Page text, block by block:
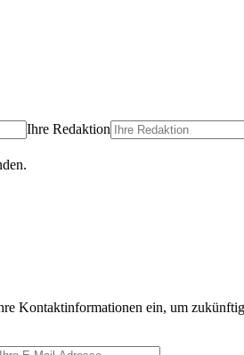
Ihre Redaktion
Kontaktinformationen ein, um